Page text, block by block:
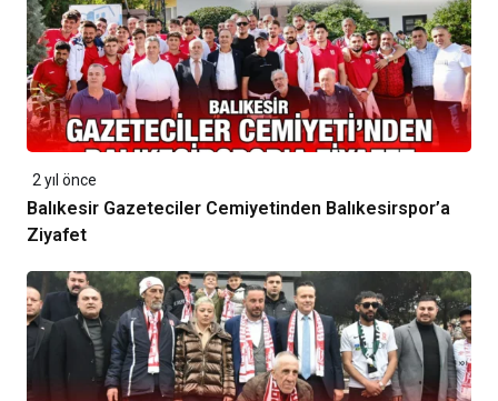
2 yıl önce
Balıkesir Gazeteciler Cemiyetinden Balıkesirspor’a
Ziyafet